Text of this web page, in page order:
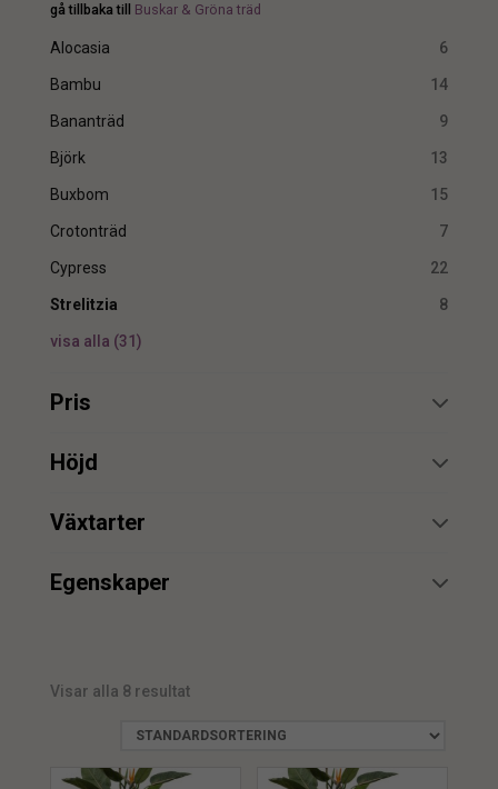
gå tillbaka till Buskar & Gröna träd
Alocasia 6
Bambu 14
Bananträd 9
Björk 13
Buxbom 15
Crotonträd 7
Cypress 22
Strelitzia 8
visa alla (31)
Pris
min.
min. max.
Höjd
min.
Växtarter
Strelitzia
Egenskaper
Visar alla 8 resultat